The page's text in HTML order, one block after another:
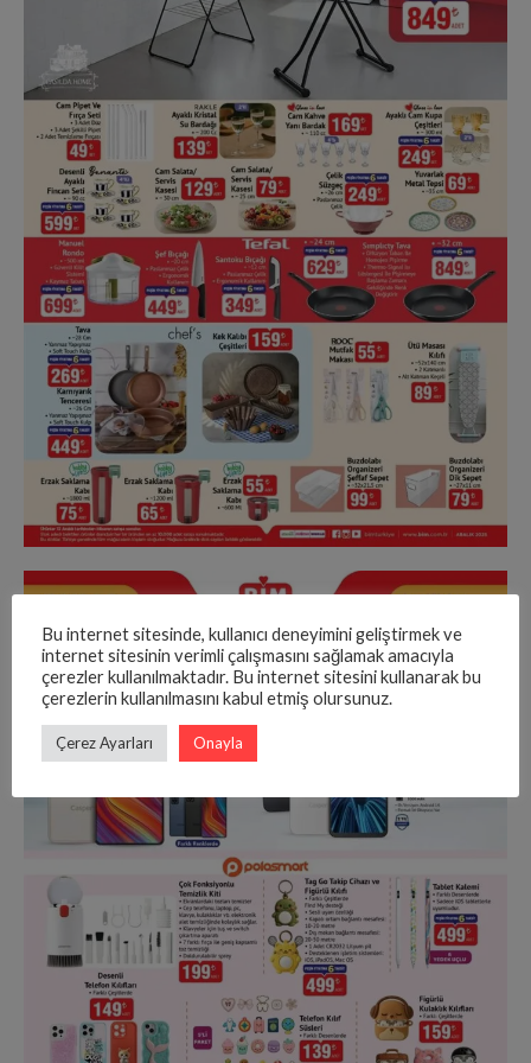
Bu internet sitesinde, kullanıcı deneyimini geliştirmek ve
internet sitesinin verimli çalışmasını sağlamak amacıyla
çerezler kullanılmaktadır. Bu internet sitesini kullanarak bu
çerezlerin kullanılmasını kabul etmiş olursunuz.
Çerez Ayarları Onayla